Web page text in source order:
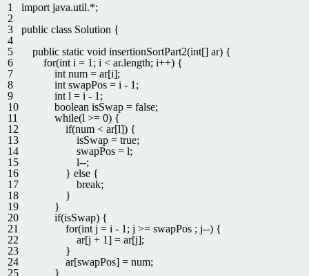
1
2
3
4
5
6
7
8
9
10
11
12
13
14
15
16
17
18
19
20
21
22
23
24
25
import java.util.*;
public class Solution {
public static void insertionSortPart2(int[] ar) {
for(int i = 1 ; i < ar.length; i++) {
int num = ar[i];
int swapPos = i - 1 ;
int l = i - 1 ;
boolean isSwap = false;
while(l >= 0) {
if(num < ar[l]) {
isSwap = true;
swapPos = l;
l--;
} else {
break;
}
}
if(isSwap) {
for(int j = i - 1 ; j >= swapPos ; j--) {
ar[j + 1] = ar[j];
}
ar[swapPos] = num;
}